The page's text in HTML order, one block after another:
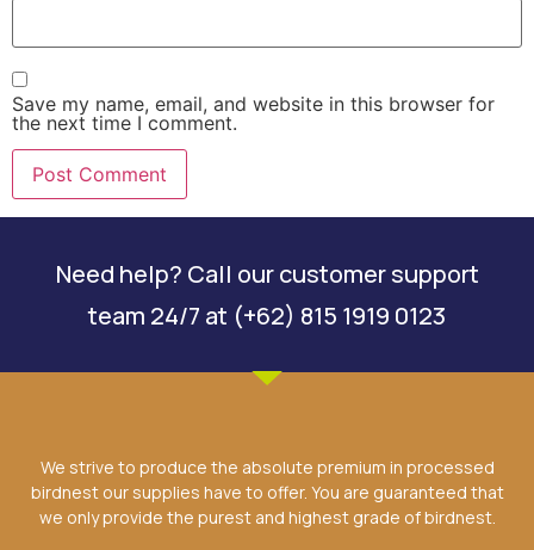
Save my name, email, and website in this browser for
the next time I comment.
Need help? Call our customer support
team 24/7 at (+62) 815 1919 0123
We strive to produce the absolute premium in processed
birdnest our supplies have to offer. You are guaranteed that
we only provide the purest and highest grade of birdnest.